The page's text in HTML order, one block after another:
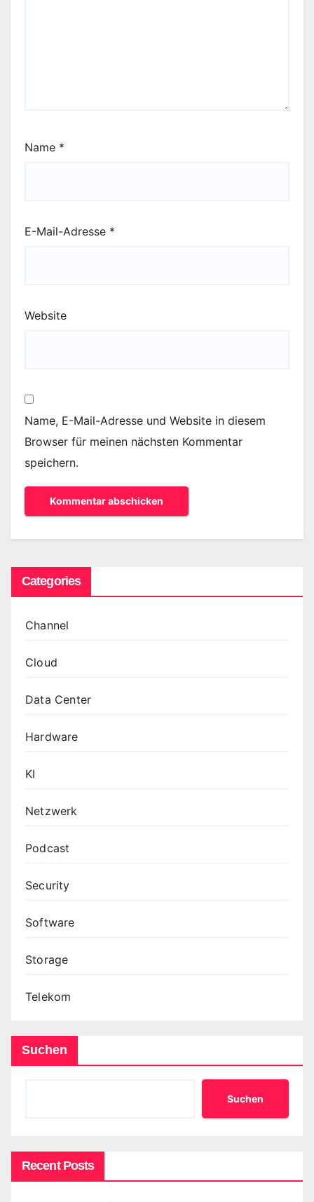
Name *
E-Mail-Adresse *
Website
Name, E-Mail-Adresse und Website in diesem
Browser für meinen nächsten Kommentar
speichern.
Categories
Channel
Cloud
Data Center
Hardware
KI
Netzwerk
Podcast
Security
Software
Storage
Telekom
Suchen
Suchen
Recent Posts